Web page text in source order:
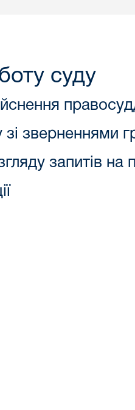
суду
зі зверненнями
запитів